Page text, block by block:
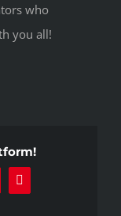
who
you all!
E-
Mail